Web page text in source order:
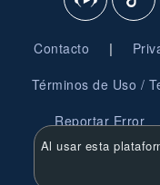
Contacto |
Términos de Uso /
Reportar Error
© 2026
Al usar esta